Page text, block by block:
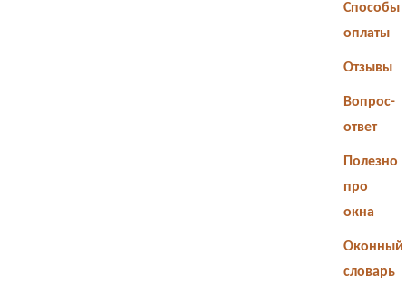
Способы
оплаты
Отзывы
Вопрос-
ответ
Полезно
про
окна
Оконный
словарь